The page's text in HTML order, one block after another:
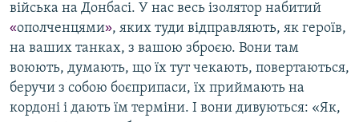
війська на Донбасі. У нас весь ізолятор набитий
«ополченцями», яких туди відправляють, як героїв,
на ваших танках, з вашою зброєю. Вони там
воюють, думають, що їх тут чекають, повертаються,
беручи з собою боєприпаси, їх приймають на
кордоні і дають їм терміни. І вони дивуються: «Як,